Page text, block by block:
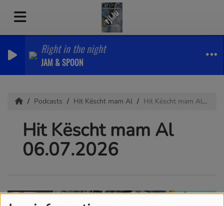
Right in the night
JAM & SPOON
Podcasts Hit Këscht mam Al Hit Këscht mam Al 06.07.2026
Hit Këscht mam Al
06.07.2026